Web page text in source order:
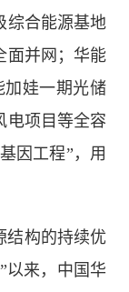
综合能源基地
并网；华能
加娃一期光储
电项目等全容
因工程”，用
结构的持续优
以来，中国华